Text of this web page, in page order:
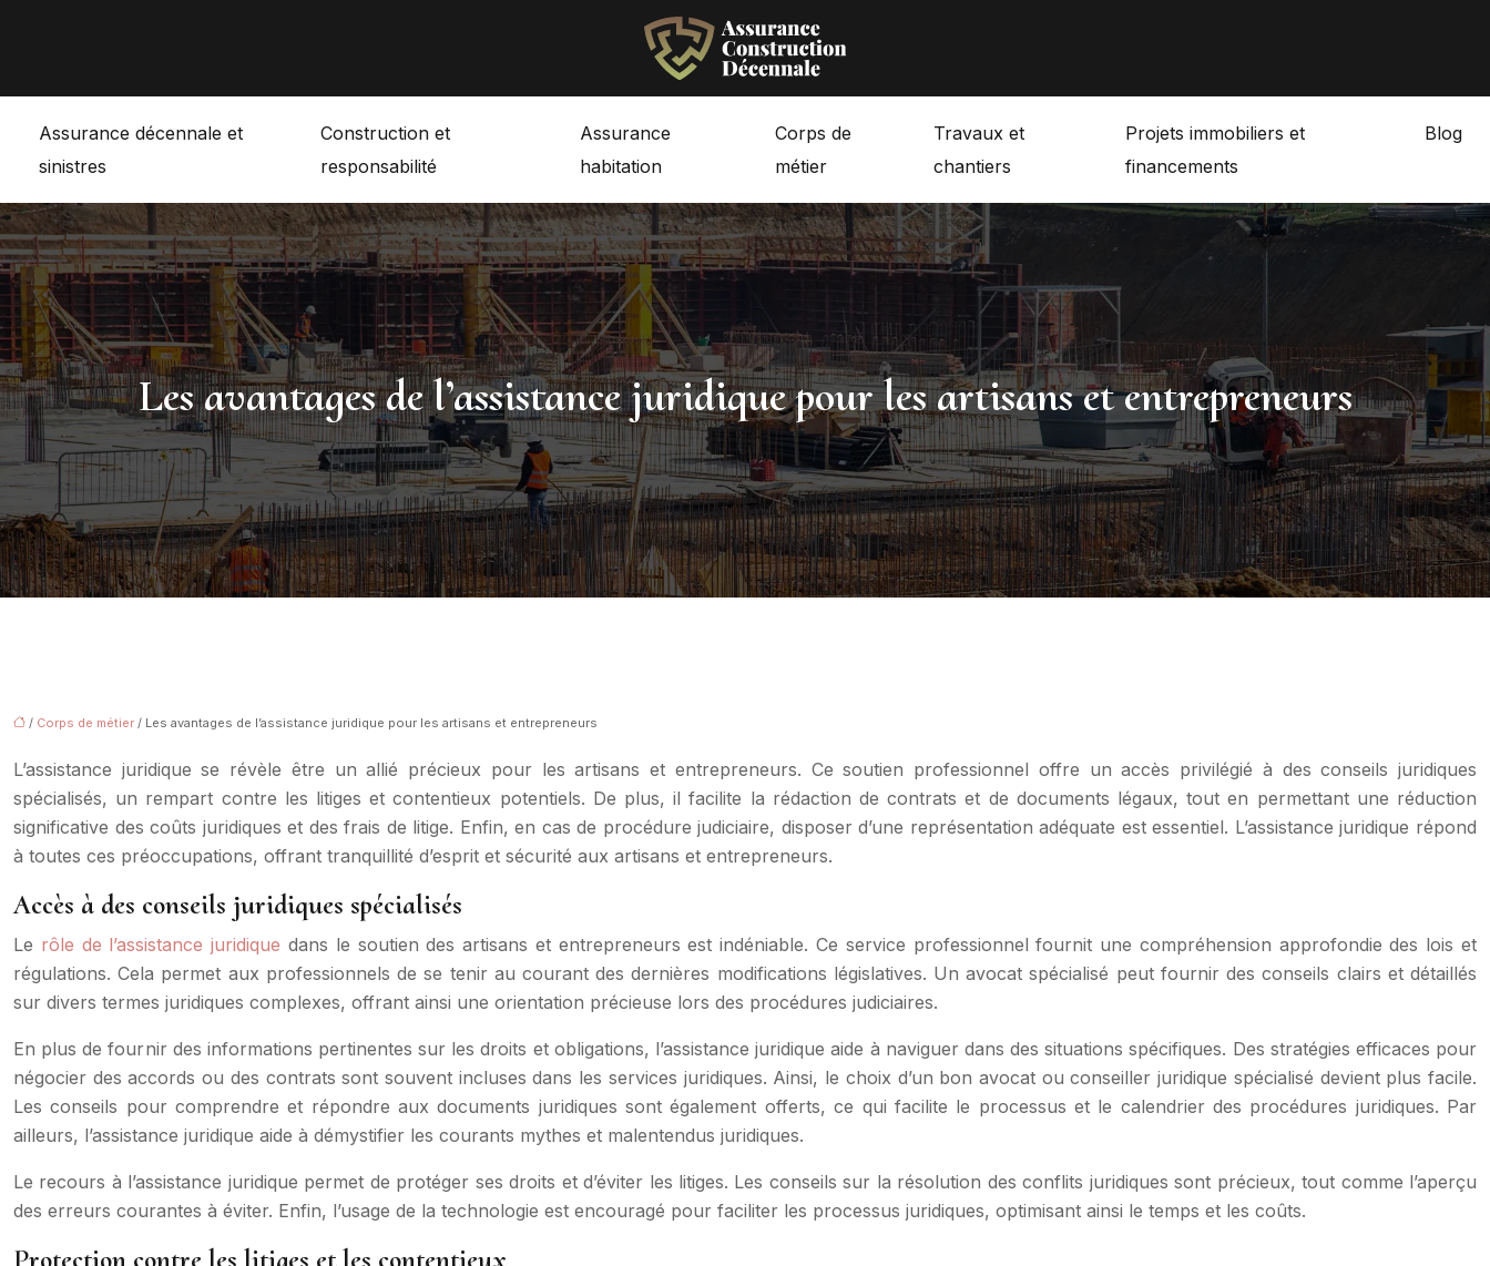
Assurance décennale et
sinistres
Construction et
responsabilité
Assurance
habitation
Corps de
métier
Travaux et
chantiers
Projets immobiliers et
financements
Blog
Les avantages de l’assistance juridique pour les artisans et entrepreneurs
/ Corps de métier / Les avantages de l’assistance juridique pour les artisans et entrepreneurs
L’assistance juridique se révèle être un allié précieux pour les artisans et entrepreneurs. Ce soutien professionnel offre un accès privilégié à des conseils juridiques
spécialisés, un rempart contre les litiges et contentieux potentiels. De plus, il facilite la rédaction de contrats et de documents légaux, tout en permettant une réduction
significative des coûts juridiques et des frais de litige. Enfin, en cas de procédure judiciaire, disposer d’une représentation adéquate est essentiel. L’assistance juridique répond
à toutes ces préoccupations, offrant tranquillité d’esprit et sécurité aux artisans et entrepreneurs.
Accès à des conseils juridiques spécialisés
Le rôle de l’assistance juridique dans le soutien des artisans et entrepreneurs est indéniable. Ce service professionnel fournit une compréhension approfondie des lois et
régulations. Cela permet aux professionnels de se tenir au courant des dernières modifications législatives. Un avocat spécialisé peut fournir des conseils clairs et détaillés
sur divers termes juridiques complexes, offrant ainsi une orientation précieuse lors des procédures judiciaires.
En plus de fournir des informations pertinentes sur les droits et obligations, l’assistance juridique aide à naviguer dans des situations spécifiques. Des stratégies efficaces pour
négocier des accords ou des contrats sont souvent incluses dans les services juridiques. Ainsi, le choix d’un bon avocat ou conseiller juridique spécialisé devient plus facile.
Les conseils pour comprendre et répondre aux documents juridiques sont également offerts, ce qui facilite le processus et le calendrier des procédures juridiques. Par
ailleurs, l’assistance juridique aide à démystifier les courants mythes et malentendus juridiques.
Le recours à l’assistance juridique permet de protéger ses droits et d’éviter les litiges. Les conseils sur la résolution des conflits juridiques sont précieux, tout comme l’aperçu
des erreurs courantes à éviter. Enfin, l’usage de la technologie est encouragé pour faciliter les processus juridiques, optimisant ainsi le temps et les coûts.
Protection contre les litiges et les contentieux